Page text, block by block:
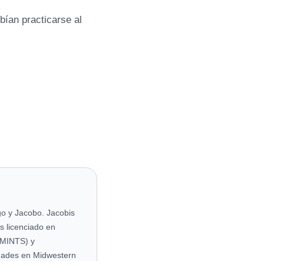
practicarse al
y Jacobo. Jacobis
licenciado en
y
en Midwestern